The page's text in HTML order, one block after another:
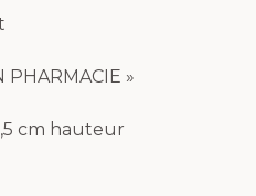
»
cm hauteur